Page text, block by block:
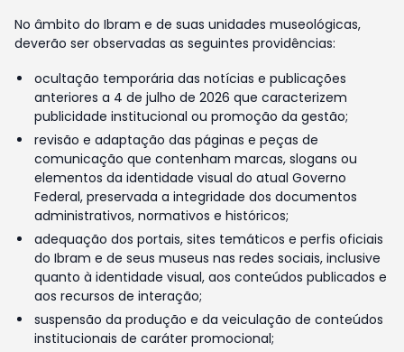
No âmbito do Ibram e de suas unidades museológicas,
deverão ser observadas as seguintes providências:
ocultação temporária das notícias e publicações
anteriores a 4 de julho de 2026 que caracterizem
publicidade institucional ou promoção da gestão;
revisão e adaptação das páginas e peças de
comunicação que contenham marcas, slogans ou
elementos da identidade visual do atual Governo
Federal, preservada a integridade dos documentos
administrativos, normativos e históricos;
adequação dos portais, sites temáticos e perfis oficiais
do Ibram e de seus museus nas redes sociais, inclusive
quanto à identidade visual, aos conteúdos publicados e
aos recursos de interação;
suspensão da produção e da veiculação de conteúdos
institucionais de caráter promocional;